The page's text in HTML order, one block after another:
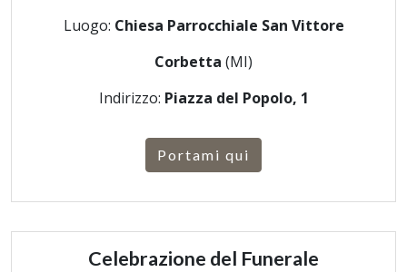
Luogo: Chiesa Parrocchiale San Vittore
Corbetta (MI)
Indirizzo: Piazza del Popolo, 1
Portami qui
Celebrazione del Funerale